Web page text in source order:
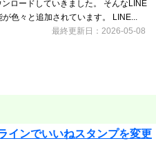
ロードしていきました。 そんなLINE
が色々と追加されています。 LINE...
最終更新日：2026-05-08
インでいいねスタンプを変更